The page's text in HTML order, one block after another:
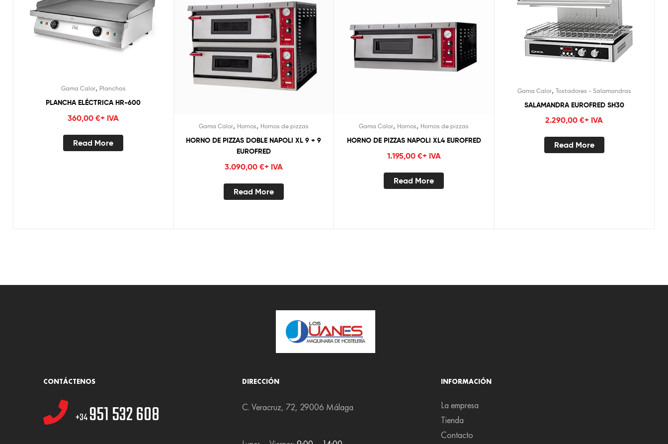
Gama Calor, Planchas
PLANCHA ELÉCTRICA HR-600
360,00€+ IVA
Read More
Gama Calor, Hornos, Hornos de pizzas
HORNO DE PIZZAS DOBLE NAPOLI XL 9 + 9
EUROFRED
3.090,00 €+ IVA
Read More
Gama Calor, Hornos, Hornos de pizzas
HORNO DE PIZZAS NAPOLI XL4 EUROFRED
1.195,00 €+ IVA
Read More
Gama Calor, Tostadores - Salamandras
SALAMANDRA EUROFRED SH30
2.290,00€+ IVA
Read More
CONTÁCTENOS
+34951 532 608
DIRECCIÓN
C. Veracruz, 72, 29006 Málaga
INFORMACIÓN
La empresa
Tienda
Contacto